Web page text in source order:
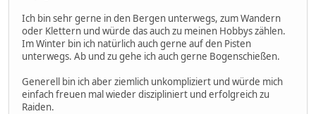
Ich bin sehr gerne in den Bergen unterwegs, zum Wandern
oder Klettern und würde das auch zu meinen Hobbys zählen.
Im Winter bin ich natürlich auch gerne auf den Pisten
unterwegs. Ab und zu gehe ich auch gerne Bogenschießen.
Generell bin ich aber ziemlich unkompliziert und würde mich
einfach freuen mal wieder diszipliniert und erfolgreich zu
Raiden.